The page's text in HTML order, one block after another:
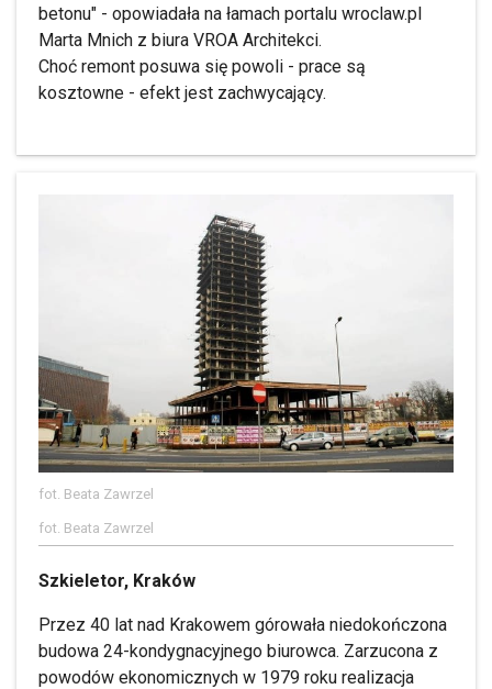
betonu" - opowiadała na łamach portalu wroclaw.pl
Marta Mnich z biura VROA Architekci.
Choć remont posuwa się powoli - prace są
kosztowne - efekt jest zachwycający.
fot. Beata Zawrzel
fot. Beata Zawrzel
Szkieletor, Kraków
Przez 40 lat nad Krakowem górowała niedokończona
budowa 24-kondygnacyjnego biurowca. Zarzucona z
powodów ekonomicznych w 1979 roku realizacja